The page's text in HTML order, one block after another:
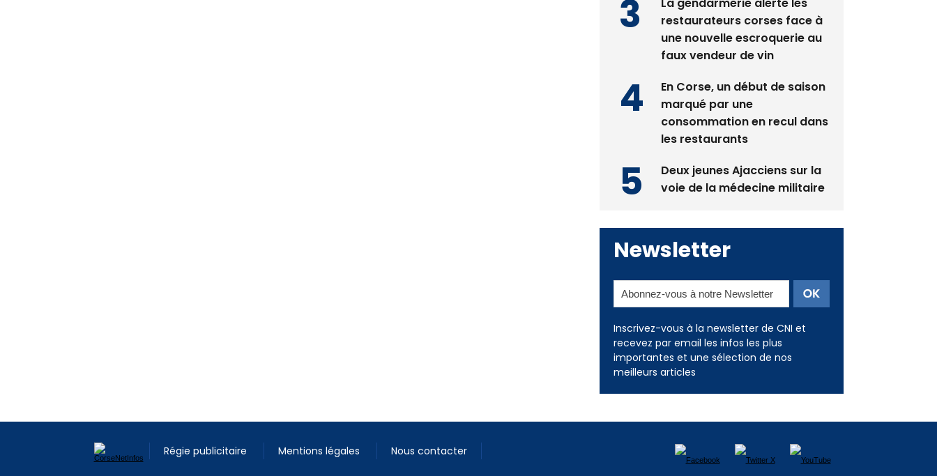
une nouvelle escroquerie au
faux vendeur de vin
En Corse, un début de saison
consommation en recul dans
les restaurants
Deux jeunes Ajacciens sur la
Inscrivez-vous à la newsletter de CNI et
recevez par email les infos les plus
importantes et une sélection de nos
meilleurs articles
Régie publicitaire Mentions légales Nous contacter